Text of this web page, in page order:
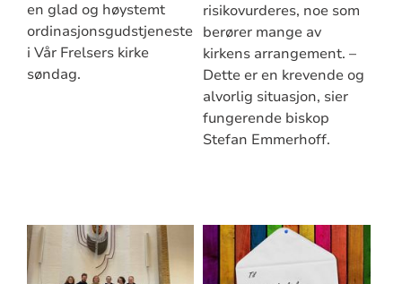
en glad og høystemt
ordinasjonsgudstjeneste
i Vår Frelsers kirke
søndag.
risikovurderes, noe som
berører mange av
kirkens arrangement. –
Dette er en krevende og
alvorlig situasjon, sier
fungerende biskop
Stefan Emmerhoff.